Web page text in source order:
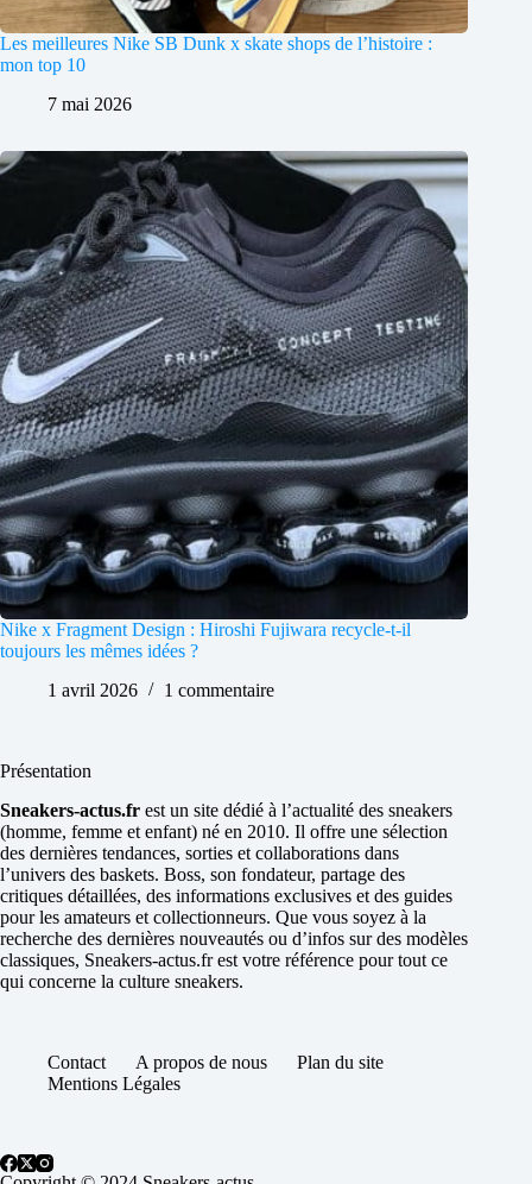
Les meilleures Nike SB Dunk x skate shops de l’histoire :
mon top 10
7 mai 2026
Nike x Fragment Design : Hiroshi Fujiwara recycle-t-il
toujours les mêmes idées ?
1 avril 2026
1 commentaire
Présentation
Sneakers-actus.fr est un site dédié à l’actualité des sneakers
(homme, femme et enfant) né en 2010. Il offre une sélection
des dernières tendances, sorties et collaborations dans
l’univers des baskets. Boss, son fondateur, partage des
critiques détaillées, des informations exclusives et des guides
pour les amateurs et collectionneurs. Que vous soyez à la
recherche des dernières nouveautés ou d’infos sur des modèles
classiques, Sneakers-actus.fr est votre référence pour tout ce
qui concerne la culture sneakers.
Contact A propos de nous
Plan du site
Mentions Légales